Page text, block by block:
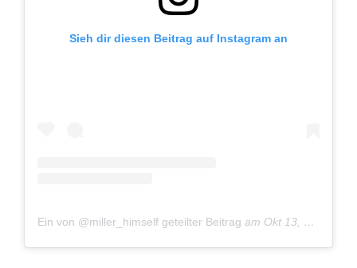
Sieh dir diesen Beitrag auf Instagram an
Ein von @miller_himself geteilter Beitrag am Okt 13, 2018 um 12:06 PDT